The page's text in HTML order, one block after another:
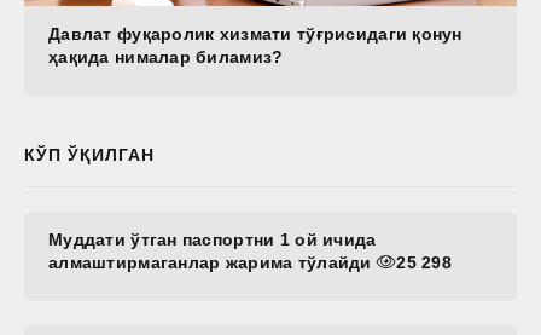
Давлат фуқаролик хизмати тўғрисидаги қонун
ҳақида нималар биламиз?
КЎП ЎҚИЛГАН
Муддати ўтган паспортни 1 ой ичида
алмаштирмаганлар жарима тўлайди
25 298